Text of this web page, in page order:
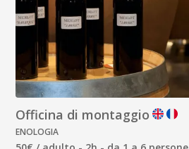
Officina di montaggio
ENOLOGIA